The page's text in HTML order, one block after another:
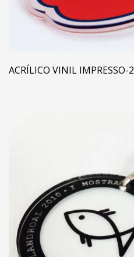
ACRÍLICO VINIL IMPRESSO-2